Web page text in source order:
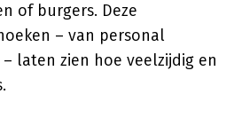
of burgers. Deze
– van personal
laten zien hoe veelzijdig en